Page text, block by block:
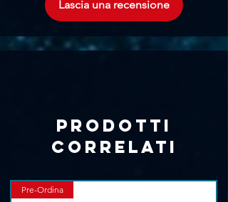
sospensione con filettatura M10.
Quattro punti di montaggio filettati
standard VESA75/VESA100 sul retro del
Lascia una recensione
Prodotti
correlati
Pre-Ordina